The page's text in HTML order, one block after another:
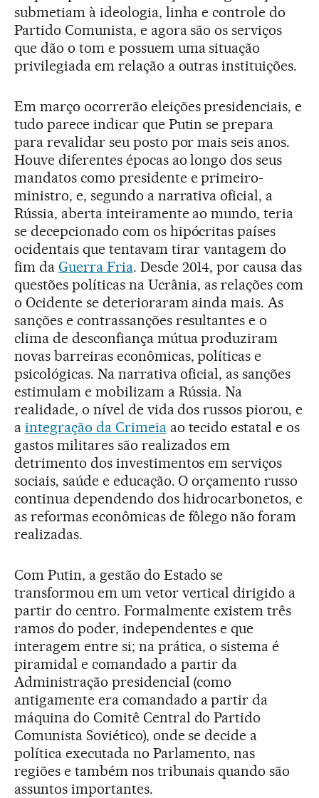
submetiam à ideologia, linha e controle do
Partido Comunista, e agora são os serviços
que dão o tom e possuem uma situação
privilegiada em relação a outras instituições.
Em março ocorrerão eleições presidenciais, e
tudo parece indicar que Putin se prepara
para revalidar seu posto por mais seis anos.
Houve diferentes épocas ao longo dos seus
mandatos como presidente e primeiro-
ministro, e, segundo a narrativa oficial, a
Rússia, aberta inteiramente ao mundo, teria
se decepcionado com os hipócritas países
ocidentais que tentavam tirar vantagem do
fim da Guerra Fria. Desde 2014, por causa das
questões políticas na Ucrânia, as relações com
o Ocidente se deterioraram ainda mais. As
sanções e contrassanções resultantes e o
clima de desconfiança mútua produziram
novas barreiras econômicas, políticas e
psicológicas. Na narrativa oficial, as sanções
estimulam e mobilizam a Rússia. Na
realidade, o nível de vida dos russos piorou, e
a integração da Crimeiaao tecido estatal e os
gastos militares são realizados em
detrimento dos investimentos em serviços
sociais, saúde e educação. O orçamento russo
continua dependendo dos hidrocarbonetos, e
as reformas econômicas de fôlego não foram
realizadas.
Com Putin, a gestão do Estado se
transformou em um vetor vertical dirigido a
partir do centro. Formalmente existem três
ramos do poder, independentes e que
interagem entre si; na prática, o sistema é
piramidal e comandado a partir da
Administração presidencial (como
antigamente era comandado a partir da
máquina do Comitê Central do Partido
Comunista Soviético), onde se decide a
política executada no Parlamento, nas
regiões e também nos tribunais quando são
assuntos importantes.